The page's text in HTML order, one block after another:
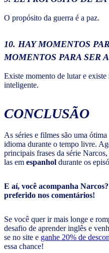
O propósito da guerra é a paz.
10. HAY MOMENTOS
MOMENTOS PARA SER
Existe momento de lutar e existe
inteligente.
CONCLUSÃO
As séries e filmes são uma
idioma durante o tempo livre.
principais frases da série
las em espanhol durante os
E aí, você acompanha
preferido nos comentários!
Se você quer ir mais longe e
desafio de aprender inglês e
se no site e ganhe 20% de
essa chance!